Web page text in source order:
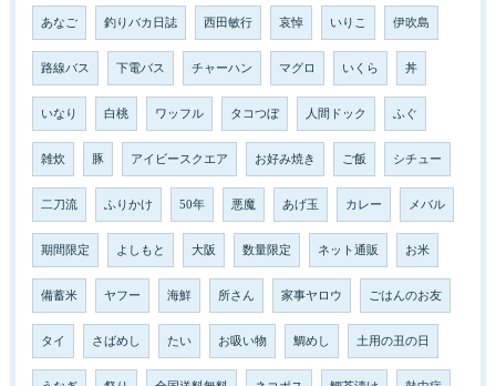
あなご 釣りバカ日誌 西田敏行 哀悼 いりこ 伊吹島
路線バス 下電バス チャーハン マグロ いくら 丼
いなり 白桃 ワッフル タコつぼ 人間ドック ふぐ
雑炊 豚 アイビースクエア お好み焼き ご飯 シチュー
二刀流 ふりかけ 50年 悪魔 あげ玉 カレー メバル
期間限定 よしもと 大阪 数量限定 ネット通販 お米
備蓄米 ヤフー 海鮮 所さん 家事ヤロウ ごはんのお友
タイ さばめし たい お吸い物 鯛めし 土用の丑の日